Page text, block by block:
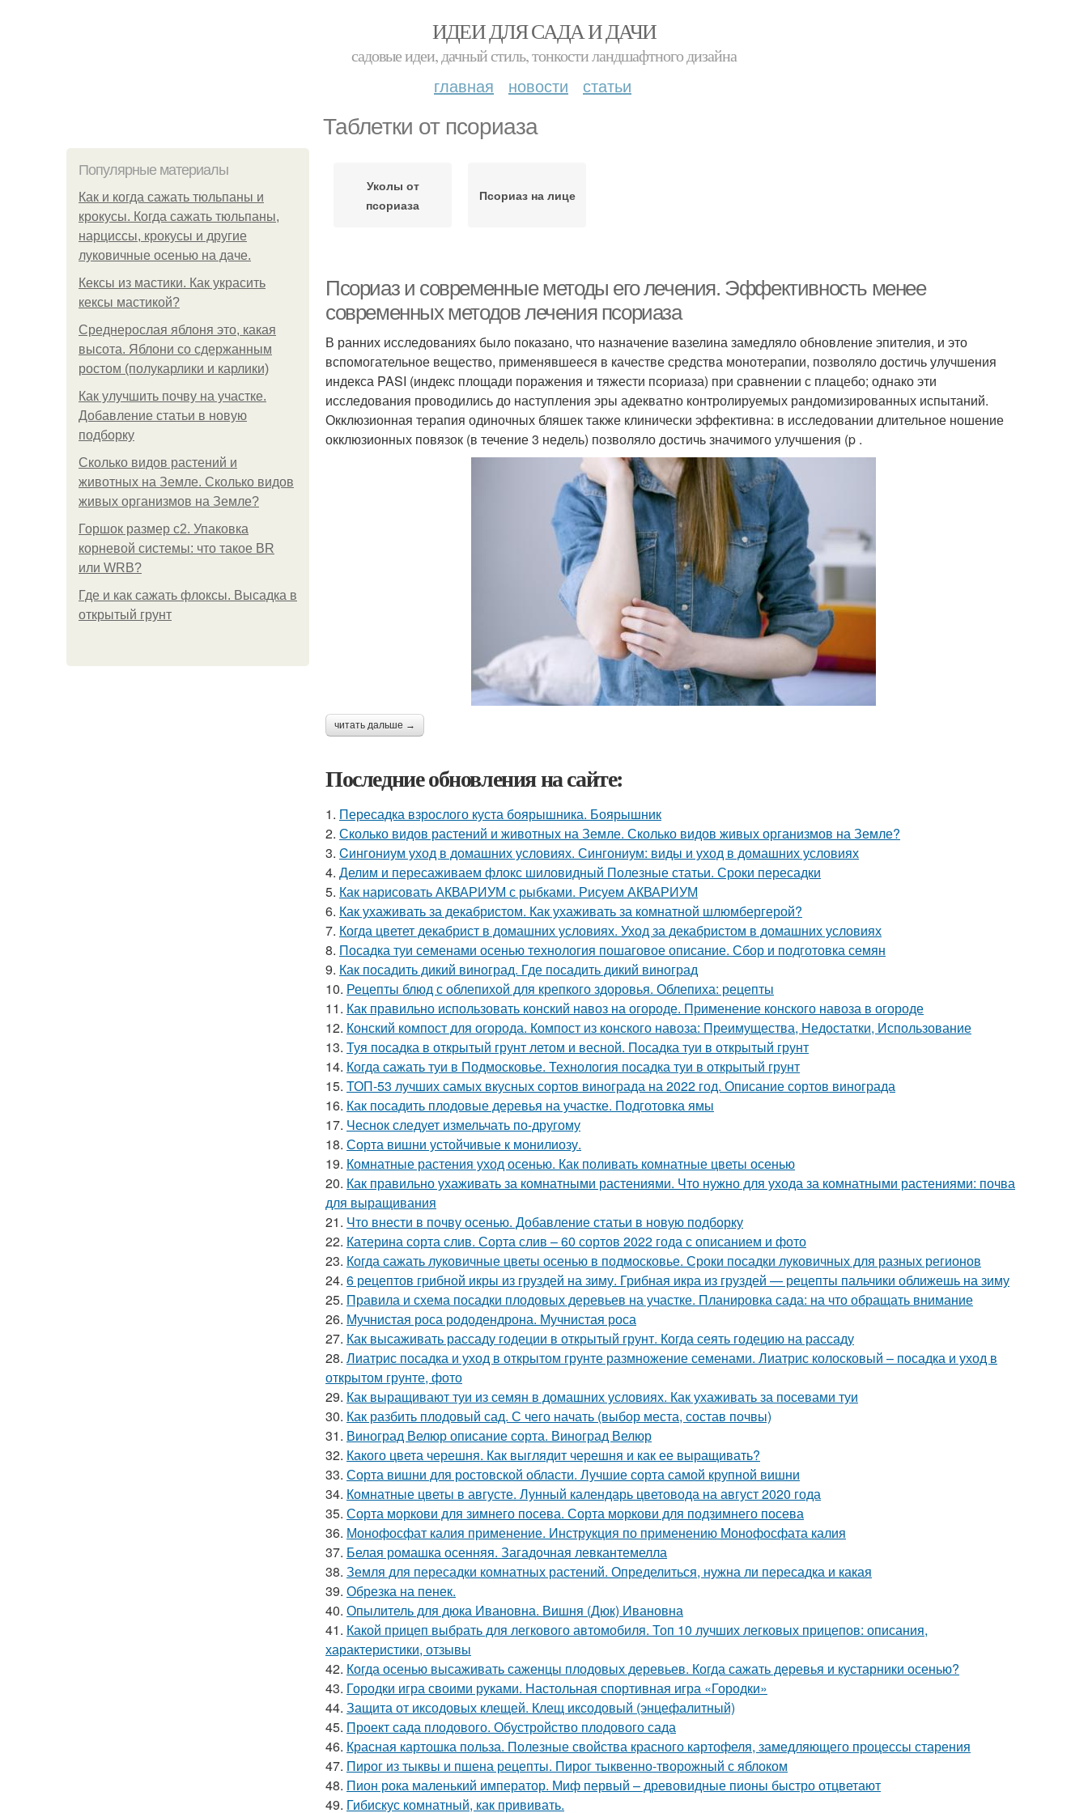
ИДЕИ ДЛЯ САДА И ДАЧИ
садовые идеи, дачный стиль, тонкости ландшафтного дизайна
главная новости статьи
Таблетки от псориаза
Популярные материалы
Как и когда сажать тюльпаны и
крокусы. Когда сажать тюльпаны,
нарциссы, крокусы и другие
луковичные осенью на даче.
Кексы из мастики. Как украсить
кексы мастикой?
Среднерослая яблоня это, какая
высота. Яблони со сдержанным
ростом (полукарлики и карлики)
Как улучшить почву на участке.
Добавление статьи в новую
подборку
Сколько видов растений и
животных на Земле. Сколько видов
живых организмов на Земле?
Горшок размер с2. Упаковка
корневой системы: что такое BR
или WRB?
Где и как сажать флоксы. Высадка в
открытый грунт
Уколы от
псориаза
Псориаз на лице
Псориаз и современные методы его лечения. Эффективность менее
современных методов лечения псориаза
В ранних исследованиях было показано, что назначение вазелина замедляло обновление эпителия, и это
вспомогательное вещество, применявшееся в качестве средства монотерапии, позволяло достичь улучшения
индекса PASI (индекс площади поражения и тяжести псориаза) при сравнении с плацебо; однако эти
исследования проводились до наступления эры адекватно контролируемых рандомизированных испытаний.
Окклюзионная терапия одиночных бляшек также клинически эффективна: в исследовании длительное ношение
окклюзионных повязок (в течение 3 недель) позволяло достичь значимого улучшения (p .
читать дальше →
Последние обновления на сайте:
1. Пересадка взрослого куста боярышника. Боярышник
2. Сколько видов растений и животных на Земле. Сколько видов живых организмов на Земле?
3. Cингониум уход в домашних условиях. Сингониум: виды и уход в домашних условиях
4. Делим и пересаживаем флокс шиловидный Полезные статьи. Сроки пересадки
5. Как нарисовать АКВАРИУМ с рыбками. Рисуем АКВАРИУМ
6. Как ухаживать за декабристом. Как ухаживать за комнатной шлюмбергерой?
7. Когда цветет декабрист в домашних условиях. Уход за декабристом в домашних условиях
8. Посадка туи семенами осенью технология пошаговое описание. Сбор и подготовка семян
9. Как посадить дикий виноград. Где посадить дикий виноград
10. Рецепты блюд с облепихой для крепкого здоровья. Облепиха: рецепты
11. Как правильно использовать конский навоз на огороде. Применение конского навоза в огороде
12. Конский компост для огорода. Компост из конского навоза: Преимущества, Недостатки, Использование
13. Туя посадка в открытый грунт летом и весной. Посадка туи в открытый грунт
14. Когда сажать туи в Подмосковье. Технология посадка туи в открытый грунт
15. ТОП-53 лучших самых вкусных сортов винограда на 2022 год. Описание сортов винограда
16. Как посадить плодовые деревья на участке. Подготовка ямы
17. Чеснок следует измельчать по-другому
18. Сорта вишни устойчивые к монилиозу.
19. Комнатные растения уход осенью. Как поливать комнатные цветы осенью
20. Как правильно ухаживать за комнатными растениями. Что нужно для ухода за комнатными растениями: почва
для выращивания
21. Что внести в почву осенью. Добавление статьи в новую подборку
22. Катерина сорта слив. Сорта слив – 60 сортов 2022 года с описанием и фото
23. Когда сажать луковичные цветы осенью в подмосковье. Сроки посадки луковичных для разных регионов
24. 6 рецептов грибной икры из груздей на зиму. Грибная икра из груздей — рецепты пальчики оближешь на зиму
25. Правила и схема посадки плодовых деревьев на участке. Планировка сада: на что обращать внимание
26. Мучнистая роса рододендрона. Мучнистая роса
27. Как высаживать рассаду годеции в открытый грунт. Когда сеять годецию на рассаду
28. Лиатрис посадка и уход в открытом грунте размножение семенами. Лиатрис колосковый – посадка и уход в
открытом грунте, фото
29. Как выращивают туи из семян в домашних условиях. Как ухаживать за посевами туи
30. Как разбить плодовый сад. С чего начать (выбор места, состав почвы)
31. Виноград Велюр описание сорта. Виноград Велюр
32. Какого цвета черешня. Как выглядит черешня и как ее выращивать?
33. Сорта вишни для ростовской области. Лучшие сорта самой крупной вишни
34. Комнатные цветы в августе. Лунный календарь цветовода на август 2020 года
35. Сорта моркови для зимнего посева. Сорта моркови для подзимнего посева
36. Монофосфат калия применение. Инструкция по применению Монофосфата калия
37. Белая ромашка осенняя. Загадочная левкантемелла
38. Земля для пересадки комнатных растений. Определиться, нужна ли пересадка и какая
39. Обрезка на пенек.
40. Опылитель для дюка Ивановна. Вишня (Дюк) Ивановна
41. Какой прицеп выбрать для легкового автомобиля. Топ 10 лучших легковых прицепов: описания,
характеристики, отзывы
42. Когда осенью высаживать саженцы плодовых деревьев. Когда сажать деревья и кустарники осенью?
43. Городки игра своими руками. Настольная спортивная игра «Городки»
44. Защита от иксодовых клещей. Клещ иксодовый (энцефалитный)
45. Проект сада плодового. Обустройство плодового сада
46. Красная картошка польза. Полезные свойства красного картофеля, замедляющего процессы старения
47. Пирог из тыквы и пшена рецепты. Пирог тыквенно-творожный с яблоком
48. Пион рока маленький император. Миф первый – древовидные пионы быстро отцветают
49. Гибискус комнатный, как прививать.